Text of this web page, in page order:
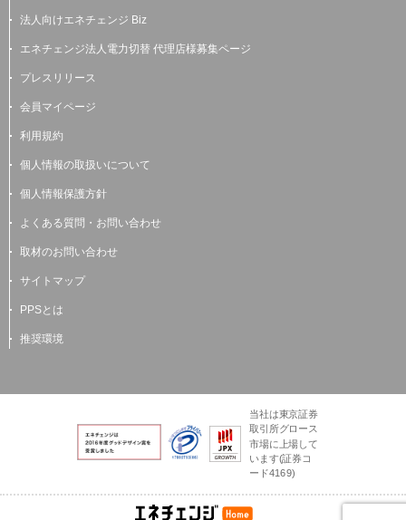
法人向けエネチェンジ Biz
エネチェンジ法人電力切替 代理店様募集ページ
プレスリリース
会員マイページ
利用規約
個人情報の取扱いについて
個人情報保護方針
よくある質問・お問い合わせ
取材のお問い合わせ
サイトマップ
PPSとは
推奨環境
当社は東京証券
取引所グロース
市場に上場して
います(証券コ
ード4169)